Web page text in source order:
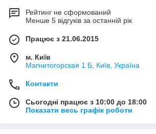
Рейтинг не сформований
Менше 5 відгуків за останній рік
Працює з 21.06.2015
м. Київ
Магнитогорская 1 Б, Київ, Україна
Контакти
Сьогодні працює з 10:00 до 18:00
Показати весь графік роботи